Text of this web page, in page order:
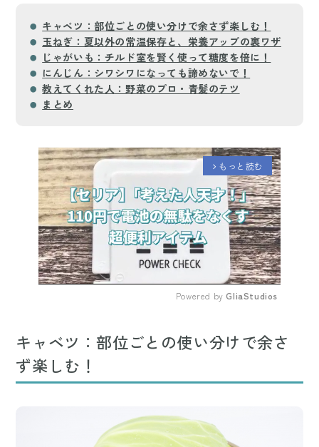
キャベツ：部位ごとの使い分けで余さず楽しむ！
玉ねぎ：夏以外の常温保存と、栄養アップの裏ワザ
じゃがいも：チルド室を賢く使って糖度を倍に！
にんじん：シワシワになっても諦めないで！
教えてくれた人：野菜のプロ・青髪のテツ
まとめ
arrow_forward_ios もっと読む
Powered by GliaStudios
キャベツ：部位ごとの使い分けで余さ
ず楽しむ！